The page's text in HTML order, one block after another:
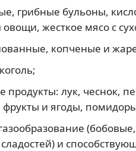
грибные бульоны,
жесткое мясо с
копченые и
лук, чеснок,
фрукты и ягоды,
и